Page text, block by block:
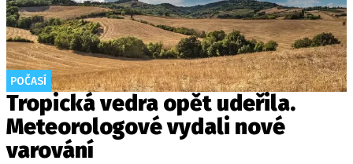
POČASÍ
Tropická vedra opět udeřila.
Meteorologové vydali nové
varování